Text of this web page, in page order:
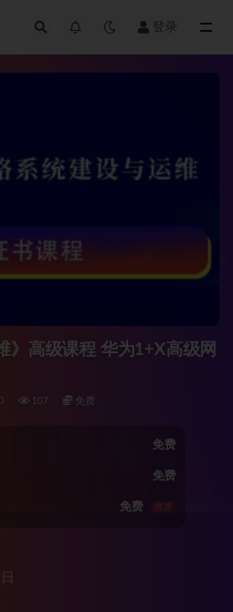
登录
》高级课程 华为1+X高级网
0 107 免费
免费
免费
免费 推荐